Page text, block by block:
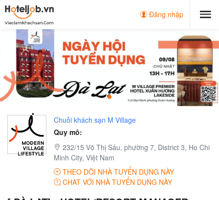
Đăng nhập
Chuỗi khách sạn M Village
Quy mô:
232/15 Võ Thị Sáu, phường 7, District 3, Ho Chi
Minh City, Việt Nam
THEO DÕI NHÀ TUYỂN DỤNG NÀY
CHAT VỚI NHÀ TUYỂN DỤNG NÀY